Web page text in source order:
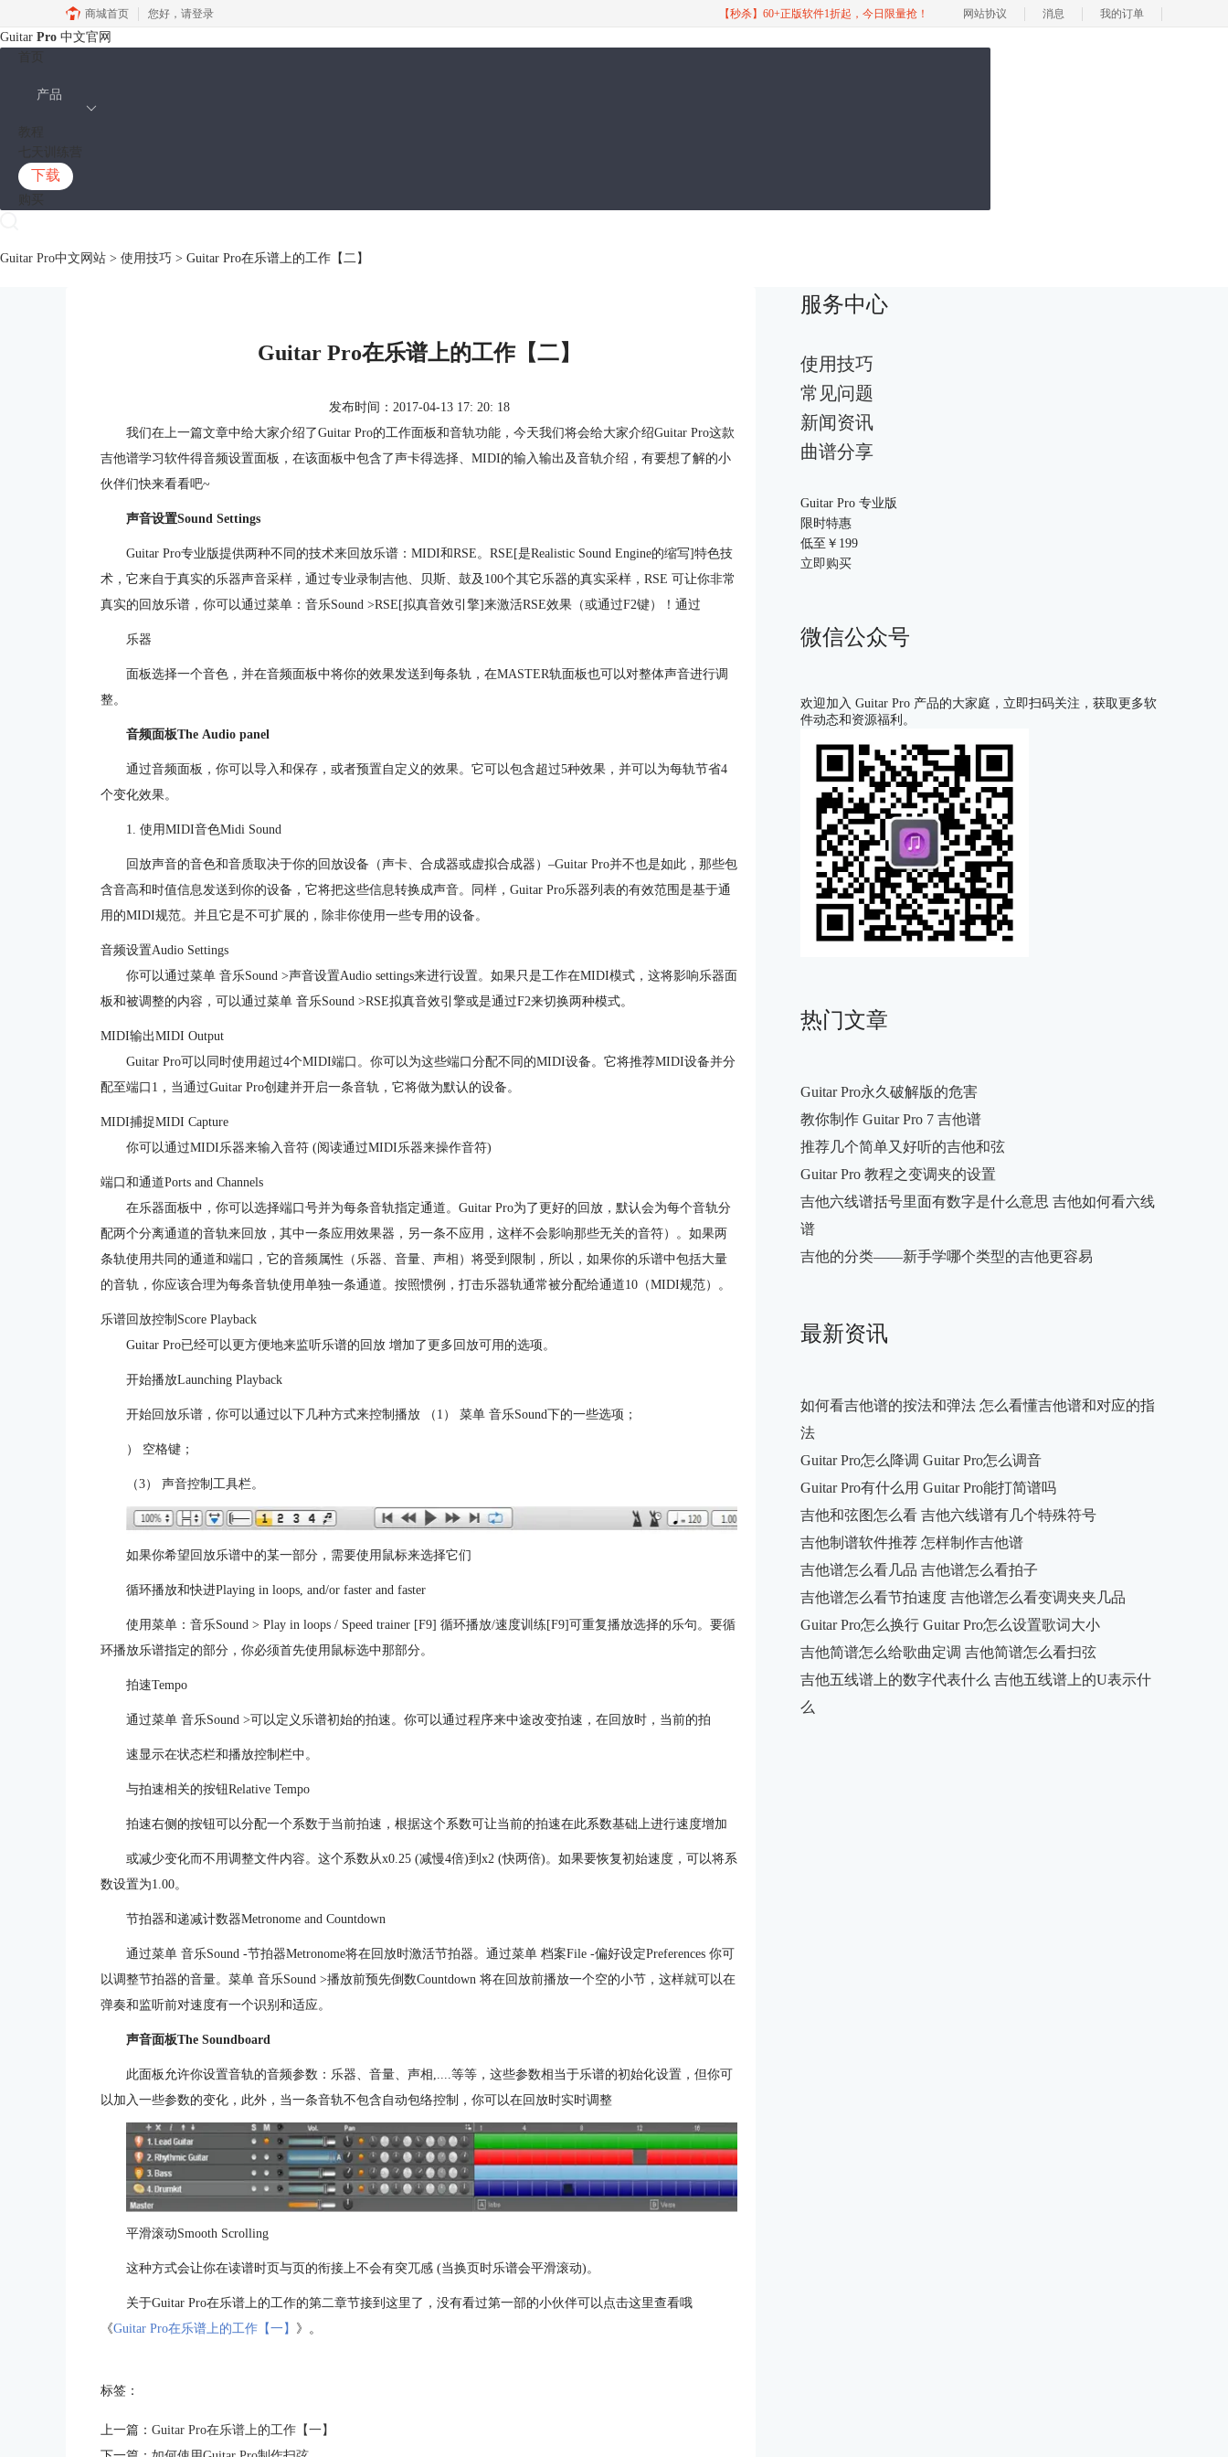
商城首页 您好， 请登录 【秒杀】60+正版软件1折起，今日限量抢！ 网站协议 消息 我的订单
Guitar Pro 中文官网
产品
下载
Guitar Pro中文网站 > 使用技巧 > Guitar Pro在乐谱上的工作【二】
Guitar Pro在乐谱上的工作【二】
发布时间：2017-04-13 17: 20: 18
我们在上一篇文章中给大家介绍了Guitar Pro的工作面板和音轨功能，今天我们将会给大家介绍Guitar Pro这款
吉他谱学习软件得音频设置面板，在该面板中包含了声卡得选择、MIDI的输入输出及音轨介绍，有要想了解的小
伙伴们快来看看吧~
声音设置Sound Settings
Guitar Pro专业版提供两种不同的技术来回放乐谱：MIDI和RSE。RSE[是Realistic Sound Engine的缩写]特色技
术，它来自于真实的乐器声音采样，通过专业录制吉他、贝斯、鼓及100个其它乐器的真实采样，RSE 可让你非常
真实的回放乐谱，你可以通过菜单：音乐Sound >RSE[拟真音效引擎]来激活RSE效果（或通过F2键）！通过
乐器
面板选择一个音色，并在音频面板中将你的效果发送到每条轨，在MASTER轨面板也可以对整体声音进行调
整。
音频面板The Audio panel
通过音频面板，你可以导入和保存，或者预置自定义的效果。它可以包含超过5种效果，并可以为每轨节省4
个变化效果。
1. 使用MIDI音色Midi Sound
回放声音的音色和音质取决于你的回放设备（声卡、合成器或虚拟合成器）–Guitar Pro并不也是如此，那些包
含音高和时值信息发送到你的设备，它将把这些信息转换成声音。同样，Guitar Pro乐器列表的有效范围是基于通
用的MIDI规范。并且它是不可扩展的，除非你使用一些专用的设备。
音频设置Audio Settings
你可以通过菜单 音乐Sound >声音设置Audio settings来进行设置。如果只是工作在MIDI模式，这将影响乐器面
板和被调整的内容，可以通过菜单 音乐Sound >RSE拟真音效引擎或是通过F2来切换两种模式。
MIDI输出MIDI Output
Guitar Pro可以同时使用超过4个MIDI端口。你可以为这些端口分配不同的MIDI设备。它将推荐MIDI设备并分
配至端口1，当通过Guitar Pro创建并开启一条音轨，它将做为默认的设备。
MIDI捕捉MIDI Capture
你可以通过MIDI乐器来输入音符 (阅读通过MIDI乐器来操作音符)
端口和通道Ports and Channels
在乐器面板中，你可以选择端口号并为每条音轨指定通道。Guitar Pro为了更好的回放，默认会为每个音轨分
配两个分离通道的音轨来回放，其中一条应用效果器，另一条不应用，这样不会影响那些无关的音符）。如果两
条轨使用共同的通道和端口，它的音频属性（乐器、音量、声相）将受到限制，所以，如果你的乐谱中包括大量
的音轨，你应该合理为每条音轨使用单独一条通道。按照惯例，打击乐器轨通常被分配给通道10（MIDI规范）。
乐谱回放控制Score Playback
Guitar Pro已经可以更方便地来监听乐谱的回放 增加了更多回放可用的选项。
开始播放Launching Playback
开始回放乐谱，你可以通过以下几种方式来控制播放 （1） 菜单 音乐Sound下的一些选项；
） 空格键；
（3） 声音控制工具栏。
如果你希望回放乐谱中的某一部分，需要使用鼠标来选择它们
循环播放和快进Playing in loops, and/or faster and faster
使用菜单：音乐Sound > Play in loops / Speed trainer [F9] 循环播放/速度训练[F9]可重复播放选择的乐句。要循
环播放乐谱指定的部分，你必须首先使用鼠标选中那部分。
拍速Tempo
通过菜单 音乐Sound >可以定义乐谱初始的拍速。你可以通过程序来中途改变拍速，在回放时，当前的拍
速显示在状态栏和播放控制栏中。
与拍速相关的按钮Relative Tempo
拍速右侧的按钮可以分配一个系数于当前拍速，根据这个系数可让当前的拍速在此系数基础上进行速度增加
或减少变化而不用调整文件内容。这个系数从x0.25 (减慢4倍)到x2 (快两倍)。如果要恢复初始速度，可以将系
数设置为1.00。
节拍器和递减计数器Metronome and Countdown
通过菜单 音乐Sound -节拍器Metronome将在回放时激活节拍器。通过菜单 档案File -偏好设定Preferences 你可
以调整节拍器的音量。菜单 音乐Sound >播放前预先倒数Countdown 将在回放前播放一个空的小节，这样就可以在
弹奏和监听前对速度有一个识别和适应。
声音面板The Soundboard
此面板允许你设置音轨的音频参数：乐器、音量、声相,....等等，这些参数相当于乐谱的初始化设置，但你可
以加入一些参数的变化，此外，当一条音轨不包含自动包络控制，你可以在回放时实时调整
平滑滚动Smooth Scrolling
这种方式会让你在读谱时页与页的衔接上不会有突兀感 (当换页时乐谱会平滑滚动)。
关于Guitar Pro在乐谱上的工作的第二章节接到这里了，没有看过第一部的小伙伴可以点击这里查看哦
《Guitar Pro在乐谱上的工作【一】 》。
标签：
上一篇： Guitar Pro在乐谱上的工作【一】
服务中心
使用技巧
常见问题
新闻资讯
曲谱分享
Guitar Pro 专业版
限时特惠
低至￥ 199
立即购买
微信公众号
欢迎加入 Guitar Pro 产品的大家庭，立即扫码关注，获取更多软
件动态和资源福利。
热门文章
Guitar Pro永久破解版的危害
教你制作 Guitar Pro 7 吉他谱
推荐几个简单又好听的吉他和弦
Guitar Pro 教程之变调夹的设置
吉他六线谱括号里面有数字是什么意思 吉他如何看六线
谱
吉他的分类——新手学哪个类型的吉他更容易
最新资讯
如何看吉他谱的按法和弹法 怎么看懂吉他谱和对应的指
法
Guitar Pro怎么降调 Guitar Pro怎么调音
Guitar Pro有什么用 Guitar Pro能打简谱吗
吉他和弦图怎么看 吉他六线谱有几个特殊符号
吉他制谱软件推荐 怎样制作吉他谱
吉他谱怎么看几品 吉他谱怎么看拍子
吉他谱怎么看节拍速度 吉他谱怎么看变调夹夹几品
Guitar Pro怎么换行 Guitar Pro怎么设置歌词大小
吉他简谱怎么给歌曲定调 吉他简谱怎么看扫弦
吉他五线谱上的数字代表什么 吉他五线谱上的U表示什
么